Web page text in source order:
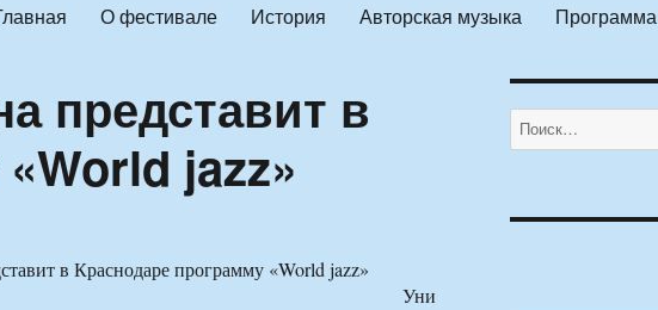
О фестивале История Авторская музыка Программа
представит в
jazz»
Уни
Искать: